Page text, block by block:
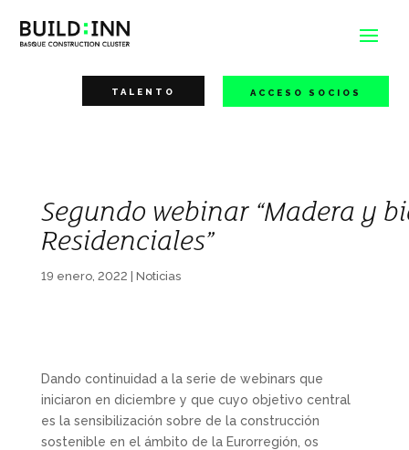
TALENTO ACCESO SOCIOS
Segundo webinar “Madera y
Residenciales”
19 enero, 2022 Noticias
Dando continuidad a la serie de webinars que
iniciaron en diciembre y que cuyo objetivo central
es la sensibilización sobre de la construcción
sostenible en el ámbito de la Eurorregión, os